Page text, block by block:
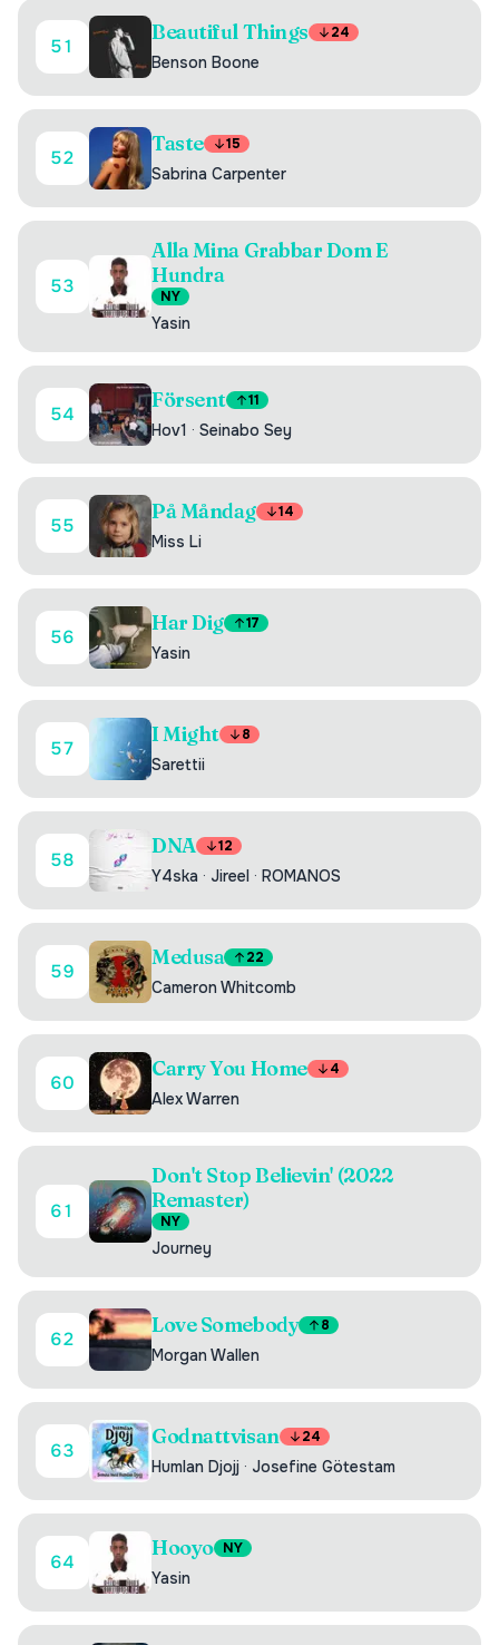
51
Beautiful Things 24
Benson Boone
52
Taste 15
Sabrina Carpenter
53
Alla Mina Grabbar Dom E
Hundra
NY
Yasin
54
Försent 11
Hov1 · Seinabo Sey
55
På Måndag 14
Miss Li
56
Har Dig 17
Yasin
57
I Might 8
Sarettii
58
DNA 12
Y4ska · Jireel · ROMANOS
59
Medusa 22
Cameron Whitcomb
60
Carry You Home 4
Alex Warren
61
Don't Stop Believin' (2022
Remaster)
NY
Journey
62
Love Somebody 8
Morgan Wallen
63
Godnattvisan 24
Humlan Djojj · Josefine Götestam
64
Hooyo NY
Yasin